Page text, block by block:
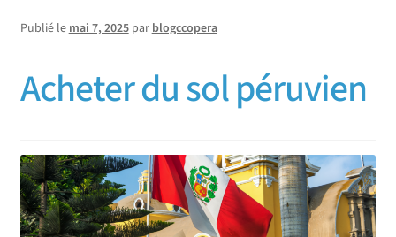
Publié lemai 7, 2025 parblogccopera
Acheter du sol péruvien